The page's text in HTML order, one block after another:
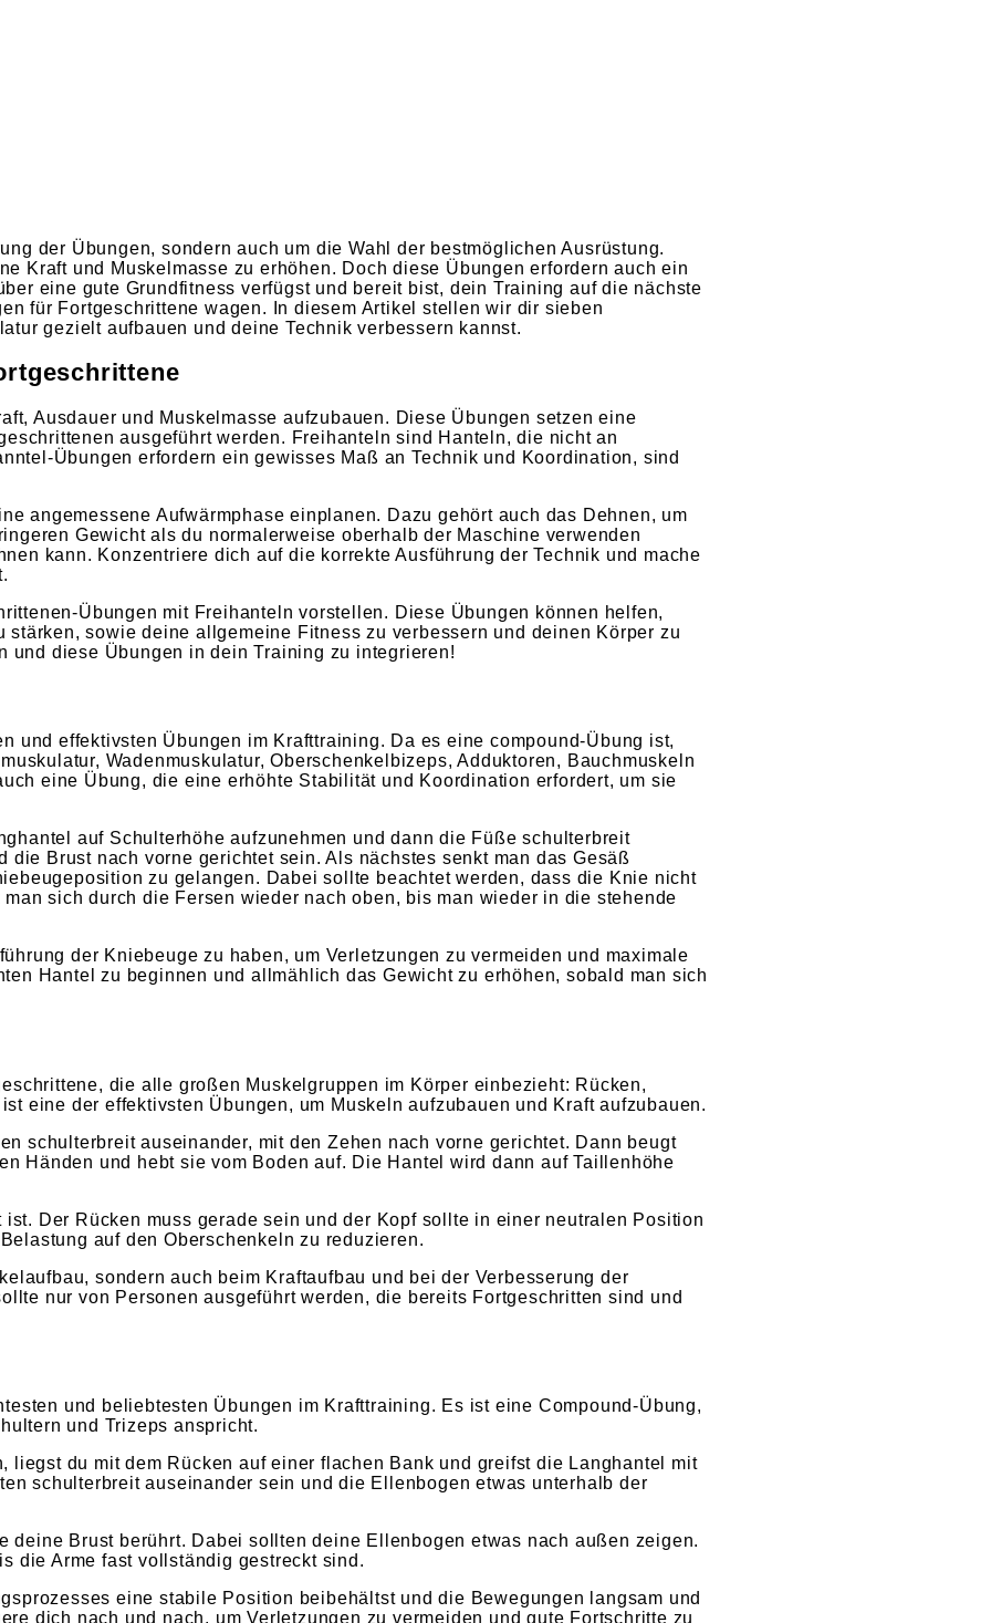
der Übungen, sondern auch um die Wahl der bestmöglichen Ausrüstung.
Kraft und Muskelmasse zu erhöhen. Doch diese Übungen erfordern auch ein
eine gute Grundfitness verfügst und bereit bist, dein Training auf die nächste
für Fortgeschrittene wagen. In diesem Artikel stellen wir dir sieben
gezielt aufbauen und deine Technik verbessern kannst.
Ausdauer und Muskelmasse aufzubauen. Diese Übungen setzen eine
ausgeführt werden. Freihanteln sind Hanteln, die nicht an
Übungen erfordern ein gewisses Maß an Technik und Koordination, sind
angemessene Aufwärmphase einplanen. Dazu gehört auch das Dehnen, um
Gewicht als du normalerweise oberhalb der Maschine verwenden
kann. Konzentriere dich auf die korrekte Ausführung der Technik und mache
Übungen mit Freihanteln vorstellen. Diese Übungen können helfen,
sowie deine allgemeine Fitness zu verbessern und deinen Körper zu
und diese Übungen in dein Training zu integrieren!
und effektivsten Übungen im Krafttraining. Da es eine compound-Übung ist,
Wadenmuskulatur, Oberschenkelbizeps, Adduktoren, Bauchmuskeln
eine Übung, die eine erhöhte Stabilität und Koordination erfordert, um sie
auf Schulterhöhe aufzunehmen und dann die Füße schulterbreit
Brust nach vorne gerichtet sein. Als nächstes senkt man das Gesäß
zu gelangen. Dabei sollte beachtet werden, dass die Knie nicht
sich durch die Fersen wieder nach oben, bis man wieder in die stehende
der Kniebeuge zu haben, um Verletzungen zu vermeiden und maximale
Hantel zu beginnen und allmählich das Gewicht zu erhöhen, sobald man sich
die alle großen Muskelgruppen im Körper einbezieht: Rücken,
eine der effektivsten Übungen, um Muskeln aufzubauen und Kraft aufzubauen.
schulterbreit auseinander, mit den Zehen nach vorne gerichtet. Dann beugt
Händen und hebt sie vom Boden auf. Die Hantel wird dann auf Taillenhöhe
Der Rücken muss gerade sein und der Kopf sollte in einer neutralen Position
auf den Oberschenkeln zu reduzieren.
sondern auch beim Kraftaufbau und bei der Verbesserung der
nur von Personen ausgeführt werden, die bereits Fortgeschritten sind und
und beliebtesten Übungen im Krafttraining. Es ist eine Compound-Übung,
und Trizeps anspricht.
liegst du mit dem Rücken auf einer flachen Bank und greifst die Langhantel mit
schulterbreit auseinander sein und die Ellenbogen etwas unterhalb der
Brust berührt. Dabei sollten deine Ellenbogen etwas nach außen zeigen.
die Arme fast vollständig gestreckt sind.
eine stabile Position beibehältst und die Bewegungen langsam und
dich nach und nach, um Verletzungen zu vermeiden und gute Fortschritte zu